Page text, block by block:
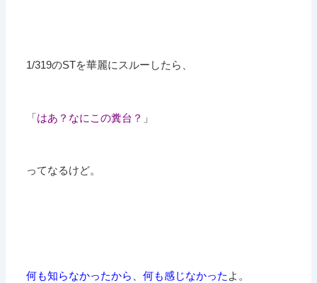
1/319のSTを華麗にスルーしたら、
「はあ？なにこの糞台？ 」
ってなるけど。
何も知らなかったから、何も感じなかった よ。